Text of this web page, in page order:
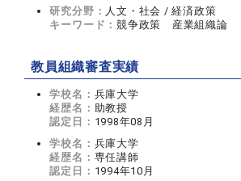
研究分野： 人文・社会 / 経済政策
キーワード：競争政策 産業組織論
教員組織審査実績
学校名： 兵庫大学
経歴名： 助教授
認定日： 1998年08月
学校名： 兵庫大学
経歴名： 専任講師
認定日： 1994年10月